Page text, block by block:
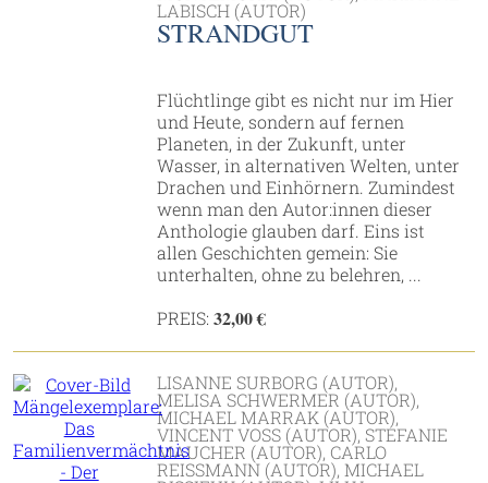
ABISCH (AUTOR)
STRANDGUT
Flüchtlinge gibt es nicht nur im Hier
und Heute, sondern auf fer­nen
Planeten, in der Zukunft, unter
Wasser, in alternativen Welten, unter
Drachen und Einhörnern. Zu­mindest
wenn man den Autor:innen dieser
Anthologie glauben darf. Eins ist
allen Geschichten gemein: Sie
unterhalten, ohne zu belehren, ...
PREIS: 32,00 €
LISANNE SURBORG (AUTOR),
MELISA SCHWERMER (AUTOR),
MICHAEL MARRAK (AUTOR),
VINCENT VOSS (AUTOR), STEFANIE
MAUCHER (AUTOR), CARLO
REISSMANN (AUTOR), MICHAEL D